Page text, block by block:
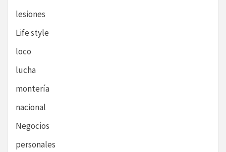
lesiones
Life style
loco
lucha
montería
nacional
Negocios
personales